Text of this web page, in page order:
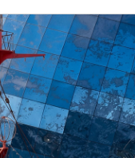
дня/2 ночи
3 ДНЯ/2 НОЧИ